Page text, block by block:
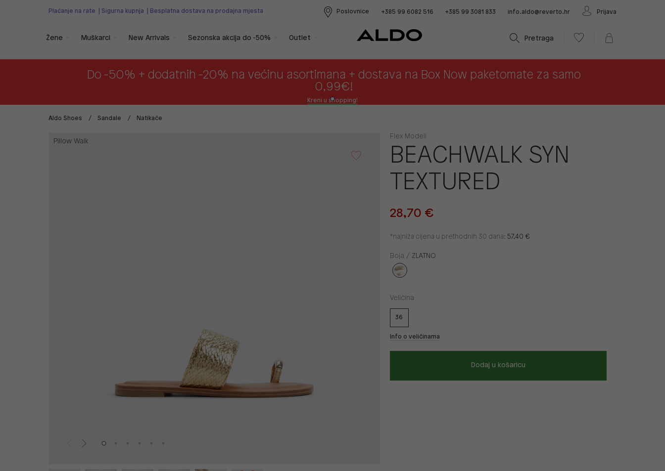
Plaćanje na rate Sigurna kupnja Besplatna dostava na prodajna mjesta Poslovnice +385 99 6082 516 +385 99 3081 833 info.aldo@reverto.hr Prijava
Pretraga
Žene Muškarci New Arrivals Sezonska akcija do -50% Outlet
Do -50% + dodatnih -20% na većinu asortimana + dostava na Box Now paketomate za samo
0,99€!
Kreni u shopping!
Aldo Shoes Sandale Natikače
Pillow Walk
Flex Modeli
BEACHWALK SYN
TEXTURED
28,70 €
*najniža cijena u prethodnih 30 dana: 57,40 €
Boja / ZLATNO
Veličina
36
Info o veličinama
Dodaj u košaricu